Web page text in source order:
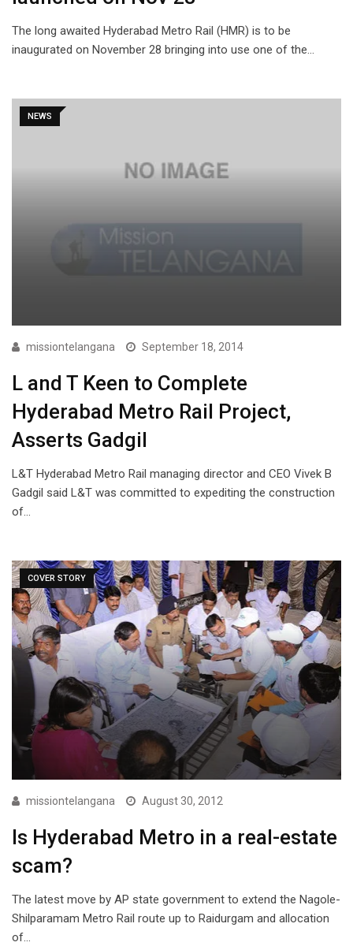
The long awaited Hyderabad Metro Rail (HMR) is to be
inaugurated on November 28 bringing into use one of the…
NEWS
missiontelangana September 18, 2014
L and T Keen to Complete
Hyderabad Metro Rail Project,
Asserts Gadgil
L&T Hyderabad Metro Rail managing director and CEO Vivek B
Gadgil said L&T was committed to expediting the construction
of…
COVER STORY
missiontelangana August 30, 2012
Is Hyderabad Metro in a real-estate
scam?
The latest move by AP state government to extend the Nagole-
Shilparamam Metro Rail route up to Raidurgam and allocation
of…